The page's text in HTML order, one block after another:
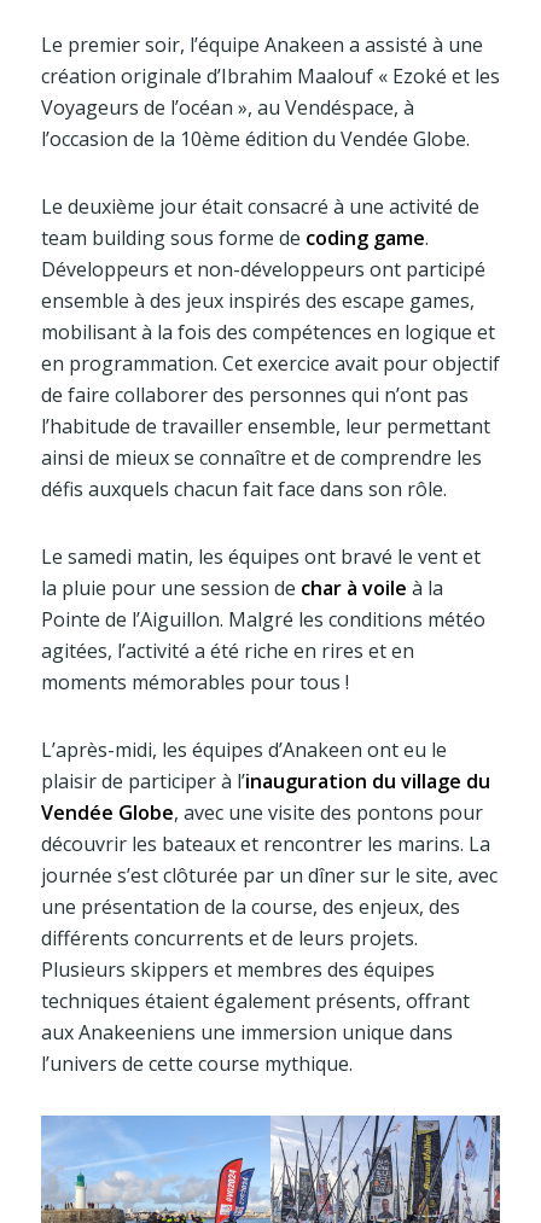
Le premier soir, l’équipe Anakeen a assisté à une
création originale d’Ibrahim Maalouf « Ezoké et les
Voyageurs de l’océan », au Vendéspace, à
l’occasion de la 10ème édition du Vendée Globe.
Le deuxième jour était consacré à une activité de
team building sous forme de coding game.
Développeurs et non-développeurs ont participé
ensemble à des jeux inspirés des escape games,
mobilisant à la fois des compétences en logique et
en programmation. Cet exercice avait pour objectif
de faire collaborer des personnes qui n’ont pas
l’habitude de travailler ensemble, leur permettant
ainsi de mieux se connaître et de comprendre les
défis auxquels chacun fait face dans son rôle.
Le samedi matin, les équipes ont bravé le vent et
la pluie pour une session de char à voile à la
Pointe de l’Aiguillon. Malgré les conditions météo
agitées, l’activité a été riche en rires et en
moments mémorables pour tous !
L’après-midi, les équipes d’Anakeen ont eu le
plaisir de participer à l’inauguration du village du
Vendée Globe, avec une visite des pontons pour
découvrir les bateaux et rencontrer les marins. La
journée s’est clôturée par un dîner sur le site, avec
une présentation de la course, des enjeux, des
différents concurrents et de leurs projets.
Plusieurs skippers et membres des équipes
techniques étaient également présents, offrant
aux Anakeeniens une immersion unique dans
l’univers de cette course mythique.